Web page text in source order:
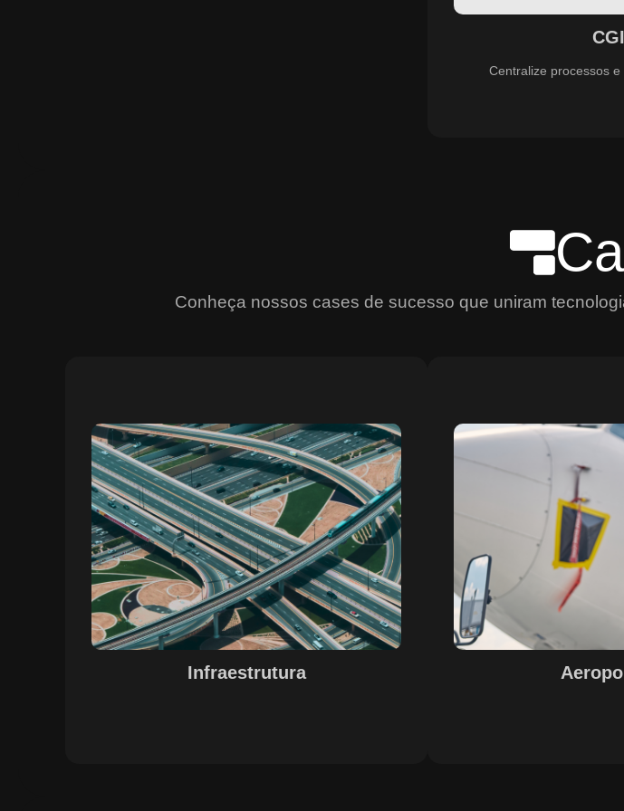
CGI
Centralize processos
Conheça nossos cases de sucesso que uniram
Infraestrutura
Sobre o Case Infraestrutura
A parceria no gerenciamento de infraestruturas urbanas
destacou a capacidade da SETE em personalizar
soluções tecnológicas para gestão pública. Com o apoio
do Regente e ferramentas de geoprocessamento,
sistemas foram desenvolvidos para o gerenciamento de
pavimentações, áreas verdes e redes de drenagem,
permitindo maior eficiência, controle e precisão na
execução das operações.
Sobre o
A parceria entre SECURITY,
com o suporte do Maestro,
para o sucesso na gestão e
implementação de
eficiência e excelência nos
para o controle de acesso,
segurança e otimização de
digitalização e automação
proporcionaram agilidade e